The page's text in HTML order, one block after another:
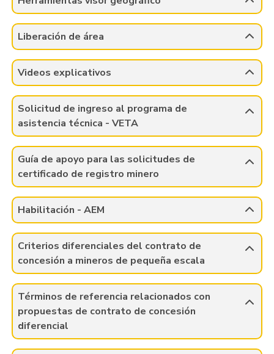
Liberación de área
Videos explicativos
Solicitud de ingreso al programa de
asistencia técnica - VETA
Guía de apoyo para las solicitudes de
certificado de registro minero
Habilitación - AEM
Criterios diferenciales del contrato de
concesión a mineros de pequeña escala
Términos de referencia relacionados con
propuestas de contrato de concesión
diferencial